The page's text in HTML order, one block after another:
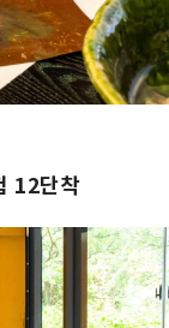
12단착